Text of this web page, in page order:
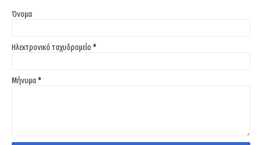
Όνομα
Ηλεκτρονικό ταχυδρομείο *
Μήνυμα*